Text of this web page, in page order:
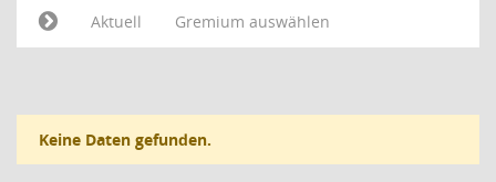
Aktuell
Gremium auswählen
Keine Daten gefunden.